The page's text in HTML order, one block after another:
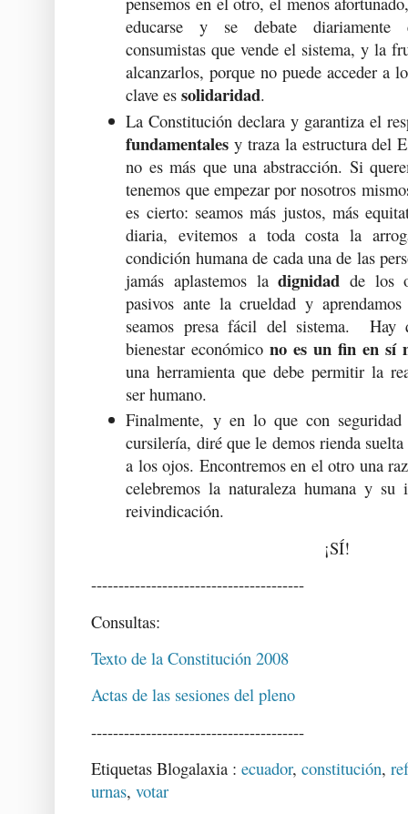
educarse y se debate diariamente
consumistas que vende el sistema, y la
alcanzarlos, porque no puede acceder a
clave essolidaridad.
La Constitución declara y garantiza el
fundamentales y traza la estructura del
no es más que una abstracción. Si
tenemos que empezar por nosotros
es cierto: seamos más justos, más
diaria, evitemos a toda costa la
condición humana de cada una de las
jamás aplastemos ladignidad de los
pasivos ante la crueldad y
seamos presa fácil del sistema. Hay
bienestar económicono es un fin en sí
una herramienta que debe permitir la
ser humano.
Finalmente, y en lo que con seguridad
cursilería, diré que le demos rienda
a los ojos. Encontremos en el otro una
celebremos la naturaleza humana y su
reivindicación.
¡SÍ!
---------------------------------------
Consultas:
Texto de la Constitución 2008
Actas de las sesiones del pleno
---------------------------------------
Etiquetas Blogalaxia : ecuador, constitución,
urnas, votar